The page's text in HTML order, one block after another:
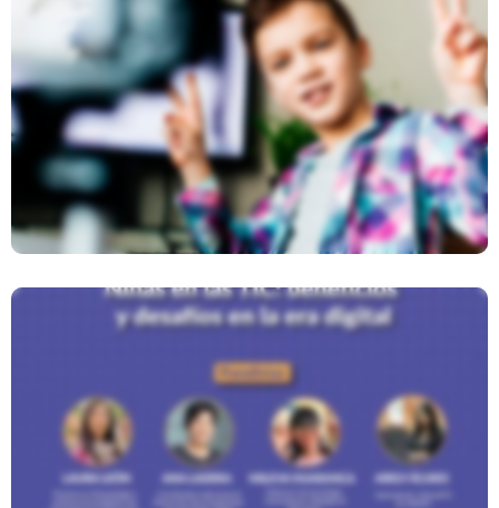
Concurso Zoom A Tus Derechos
Conversatorio: Niñas En Las TIC,
Beneficios Y Desafíos En La Era
Digital